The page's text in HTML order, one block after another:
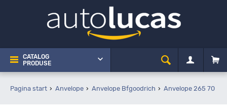
CATALOG
PRODUSE
Pagina start Anvelope Anvelope Bfgoodrich Anvelope 265 70